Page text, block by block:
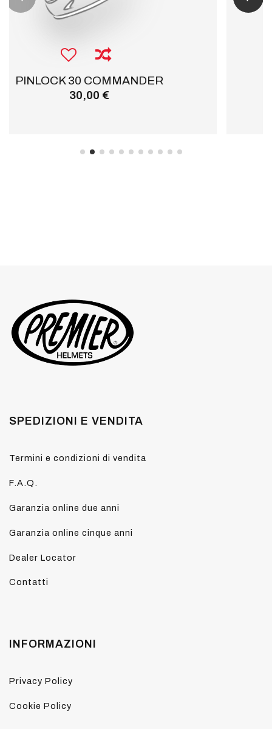
SPEDIZIONI E VENDITA
Termini e condizioni di vendita
F.A.Q.
Garanzia online due anni
Garanzia online cinque anni
Dealer Locator
Contatti
INFORMAZIONI
Privacy Policy
Cookie Policy